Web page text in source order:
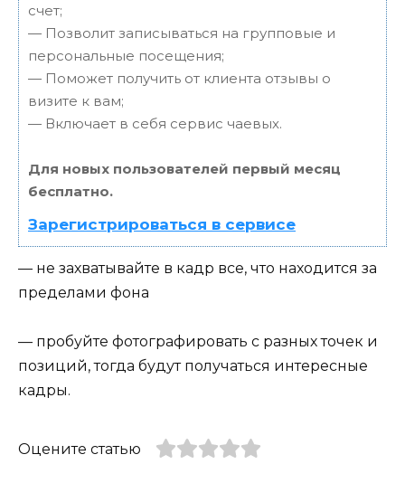
счет;
— Позволит записываться на групповые и
персональные посещения;
— Поможет получить от клиента отзывы о
визите к вам;
— Включает в себя сервис чаевых.
Для новых пользователей первый месяц
бесплатно.
Зарегистрироваться в сервисе
— не захватывайте в кадр все, что находится за
пределами фона
— пробуйте фотографировать с разных точек и
позиций, тогда будут получаться интересные
кадры.
Оцените статью